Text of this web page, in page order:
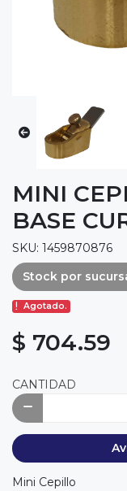
MINI
BASE
SKU: 1459870876
Stock por
Agotado.
$ 704.59
CANTIDAD
Mini Cepillo